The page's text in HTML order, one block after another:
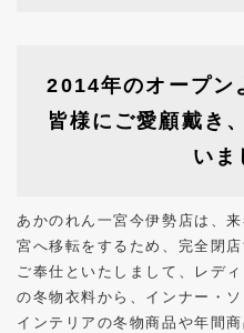
2014年のオープン
皆様にご愛顧戴き
いま
あかのれん一宮今伊勢店は、
宮へ移転をするため、完全閉
ご奉仕といたしまして、レデ
の冬物衣料から、インナー・
インテリアの冬物商品や年間